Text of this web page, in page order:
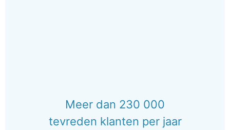
Meer dan 230 000
tevreden klanten per jaar